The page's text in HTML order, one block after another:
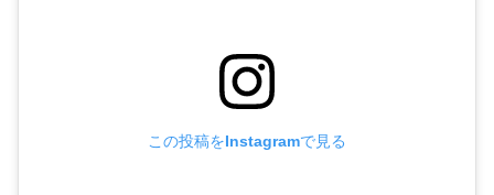
この投稿をInstagramで見る